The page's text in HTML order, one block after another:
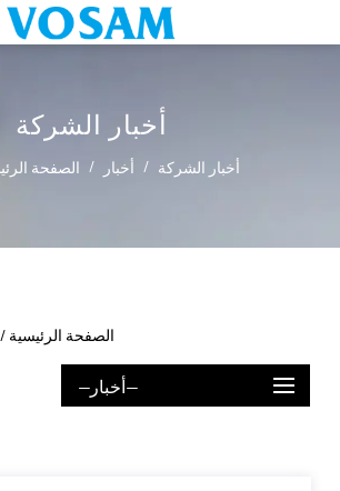
أخبار الشركة
الصفحة / أخبار / أخبار الشركة
الصفحة الرئيسية /
--أخبار--